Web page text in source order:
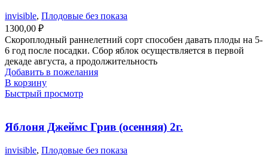
invisible, Плодовые без показа
1300,00 ₽
Скороплодный раннелетний сорт способен давать плоды на 5-
6 год после посадки. Сбор яблок осуществляется в первой
декаде августа, а продолжительность
Добавить в пожелания
В корзину
Быстрый просмотр
Яблоня Джеймс Грив (осенняя) 2г.
invisible, Плодовые без показа